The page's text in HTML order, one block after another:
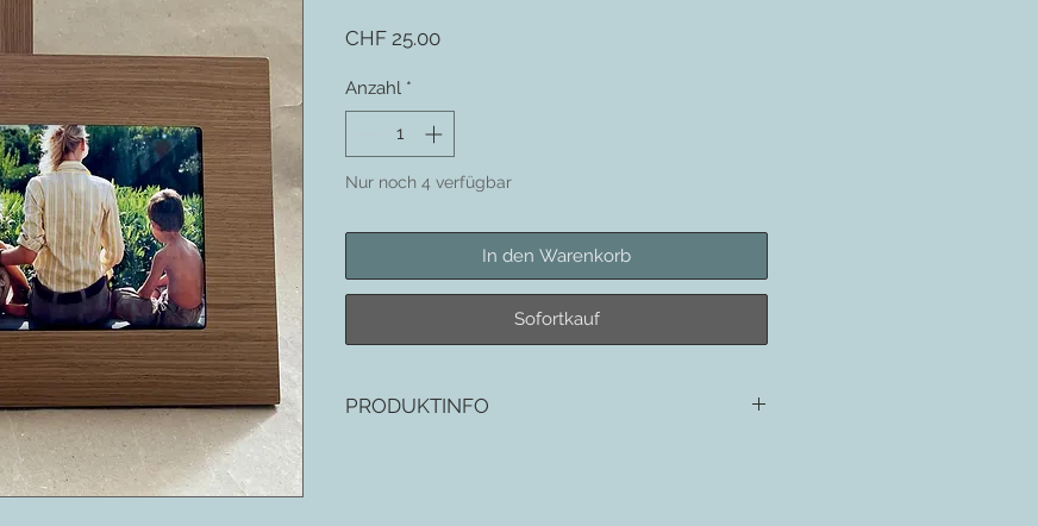
CHF 25.00Preis
Anzahl *
Nur noch 4 verfügbar
In den Warenkorb
Sofortkauf
PRODUKTINFO